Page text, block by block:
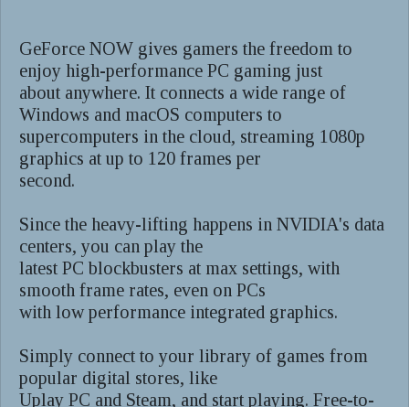
GeForce NOW gives gamers the freedom to
enjoy high-performance PC gaming just
about anywhere. It connects a wide range of
Windows and macOS computers to
supercomputers in the cloud, streaming 1080p
graphics at up to 120 frames per
second.
Since the heavy-lifting happens in NVIDIA's data
centers, you can play the
latest PC blockbusters at max settings, with
smooth frame rates, even on PCs
with low performance integrated graphics.
Simply connect to your library of games from
popular digital stores, like
Uplay PC and Steam, and start playing. Free-to-